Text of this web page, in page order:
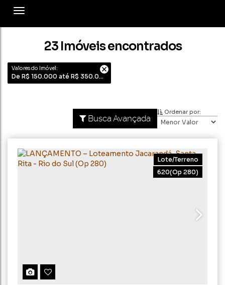
23 Imóveis encontrados
Valores do Imóvel:
De R$ 150.000 até R$ 350.000
Busca Avançada
Ordenar por:
620(Op 280)
Lote/Terreno